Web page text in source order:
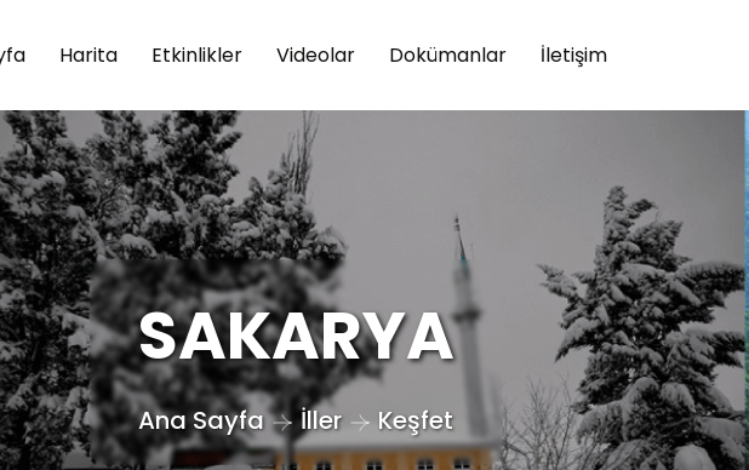
Harita Etkinlikler Videolar Dokümanlar İletişim
SAKARYA
Ana Sayfa İller Keşfet